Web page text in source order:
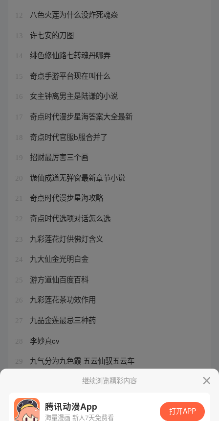
12 八色火莲为什么没炸死魂焱
13 许七安的刀图
14 绯色修仙路七转魂丹哪弄
15 奇点手游平台现在叫什么
16 女主钟离男主是陆谦的小说
17 奇点时代漫步星海答案大全最新
18 奇点时代官服b服合并了
19 招财最厉害三个画
20 诡仙成道无弹窗最新章节小说
21 奇点时代漫步星海攻略
22 奇点时代选项对话怎么选
23 九彩莲花灯供佛灯含义
24 九大仙金光明白金
25 游方道仙百度百科
26 九彩莲花茶功效作用
27 九品金莲最忌三种药
28 李妙真cv
29 九气分为九色霞 五云仙驭五云车
继续浏览精彩内容
腾讯动漫App
海量漫画 新人7天免费看
打开APP